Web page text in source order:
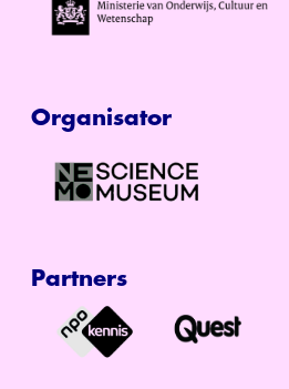
Organisator
Partners